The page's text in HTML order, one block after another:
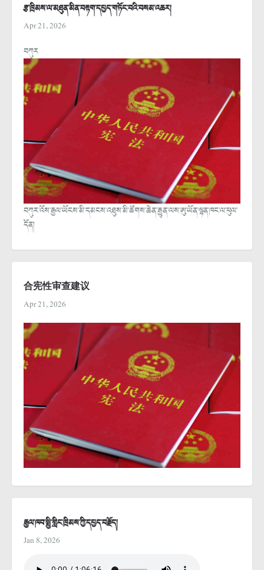
རྩ་ཁྲིམས་ལ་མཐུན་མིན་བརྟག་དཔྱད་གཏོང་བའི་བསམ་འཆར།
Apr 21, 2026
བཀུར
བཀུར་འོས་རྒྱལ་ཡོངས་མི་དམངས་འཐུས་མི་ཚོགས་ཆེན་རྒྱུན་ལས་ཨུ་ཡོན་ལྷན་ཁང་ལ་ཕུལ་
དོན།
合宪性审查建议
Apr 21, 2026
རྒྱལ་ཁབ་སྤྱི་གླིང་ཁྲིམས་ཀྱི་དཔྱད་བརྗོད།
Jan 8, 2026